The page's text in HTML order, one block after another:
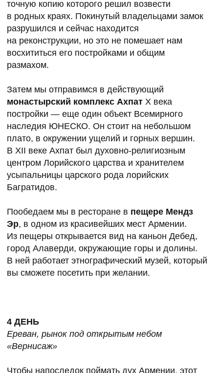
● Обеды
● Ужины (кроме 1-го дня)
СТОИМОСТЬ ТУРА 74 000 РУБ.
НАШИ ГИДЫ
СДЕЛАЮТ ПОЕЗДКУ
УВЛЕКАТЕЛЬНОЙ И
ИНТЕРЕСНОЙ
КОМАНДА
АНАСТАСИЯ
МАНАКОВА
@yogaManakova
Специалист адаптивной физкультуры, йога-
терапевт и практический психолог в телесно-
ориентированном подходе